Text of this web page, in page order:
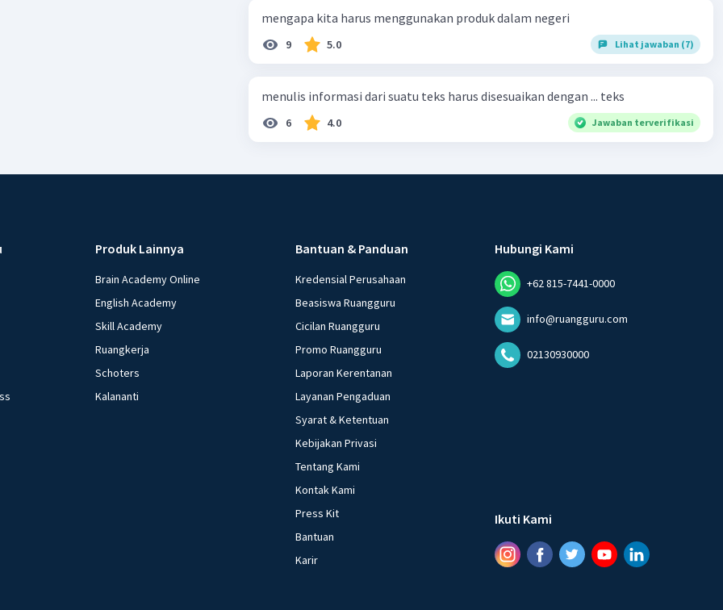
mengapa kita harus menggunakan produk dalam negeri
9 5.0 Lihat jawaban (7)
menulis informasi dari suatu teks harus disesuaikan dengan ... teks
6 4.0 Jawaban terverifikasi
Produk Lainnya
Brain Academy Online
English Academy
Skill Academy
Ruangkerja
Schoters
Kalananti
Bantuan & Panduan
Kredensial Perusahaan
Beasiswa Ruangguru
Cicilan Ruangguru
Promo Ruangguru
Laporan Kerentanan
Layanan Pengaduan
Syarat & Ketentuan
Kebijakan Privasi
Tentang Kami
Kontak Kami
Press Kit
Bantuan
Karir
Hubungi Kami
+62 815-7441-0000
info@ruangguru.com
02130930000
Ikuti Kami